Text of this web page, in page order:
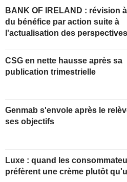
BANK OF IRELAND : révision à la hausse
du bénéfice par action suite à
l'actualisation des perspectives
CSG en nette hausse après sa
publication trimestrielle
Genmab s'envole après le
ses objectifs
Luxe : quand les
préfèrent une crème plutôt